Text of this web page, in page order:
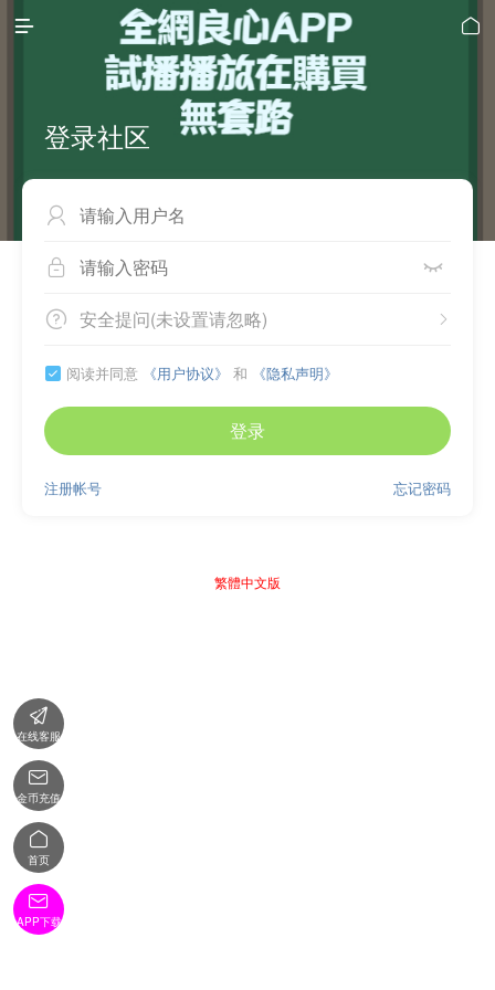
 
登录社区

 
 
安全提问(未设置请忽略)
 阅读并同意 《用户协议》 和 《隐私声明》
登录
忘记密码
注册帐号
繁體中文版

在线客服

金币充值

首页

APP下载